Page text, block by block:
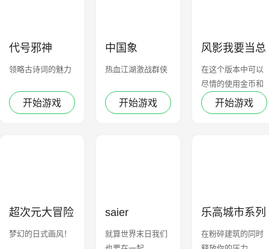
代号邪神
领略古诗词的魅力
开始游戏
中国象
热血江湖激战群侠
开始游戏
风影我要当总
裁
在这个版本中可以
尽情的使用金币和
钻石，买买买
开始游戏
超次元大冒险
梦幻的日式画风！
saier
就算世界末日我们
乐高城市系列
在粉碎建筑的同时